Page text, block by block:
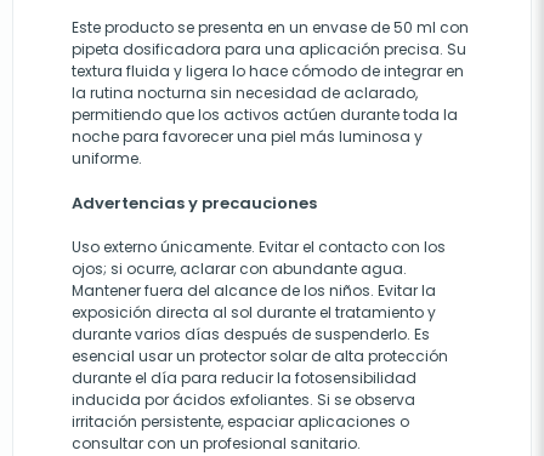
Este producto se presenta en un envase de 50 ml con
pipeta dosificadora para una aplicación precisa. Su
textura fluida y ligera lo hace cómodo de integrar en
la rutina nocturna sin necesidad de aclarado,
permitiendo que los activos actúen durante toda la
noche para favorecer una piel más luminosa y
uniforme.
Advertencias y precauciones
Uso externo únicamente. Evitar el contacto con los
ojos; si ocurre, aclarar con abundante agua.
Mantener fuera del alcance de los niños. Evitar la
exposición directa al sol durante el tratamiento y
durante varios días después de suspenderlo. Es
esencial usar un protector solar de alta protección
durante el día para reducir la fotosensibilidad
inducida por ácidos exfoliantes. Si se observa
irritación persistente, espaciar aplicaciones o
consultar con un profesional sanitario.